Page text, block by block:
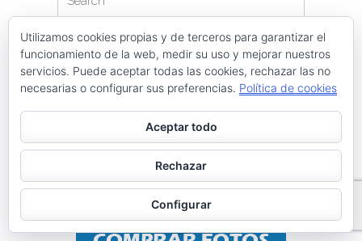
for:
PÁGINAS
Archivos
Política de privacidad
Utilizamos cookies propias y de terceros para garantizar el
funcionamiento de la web, medir su uso y mejorar nuestros
servicios. Puede aceptar todas las cookies, rechazar las no
necesarias o configurar sus preferencias. Política de cookies
Aceptar todo
Rechazar
Configurar